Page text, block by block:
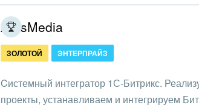
ArtisMedia
ЗОЛОТОЙ ЭНТЕРПРАЙЗ
Cистемный интегратор 1С-Битрикс.
проекты, устанавливаем и интегрируем